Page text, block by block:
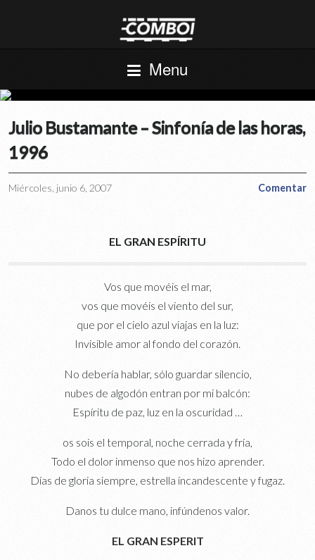
Menu
Julio Bustamante – Sinfonía de las horas,
1996
Miércoles, junio 6, 2007 Comentar
EL GRAN ESPÍRITU
Vos que movéis el mar,
vos que movéis el viento del sur,
que por el cielo azul viajas en la luz:
Invisible amor al fondo del corazón.
No debería hablar, sólo guardar silencio,
nubes de algodón entran por mi balcón:
Espíritu de paz, luz en la oscuridad …
os sois el temporal, noche cerrada y fría,
Todo el dolor inmenso que nos hizo aprender.
Días de gloria siempre, estrella incandescente y fugaz.
Danos tu dulce mano, infúndenos valor.
EL GRAN ESPERIT